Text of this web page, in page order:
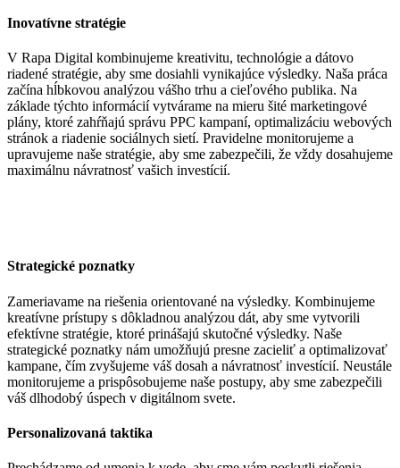
Inovatívne stratégie
V Rapa Digital kombinujeme kreativitu, technológie a dátovo
riadené stratégie, aby sme dosiahli vynikajúce výsledky. Naša práca
začína hĺbkovou analýzou vášho trhu a cieľového publika. Na
základe týchto informácií vytvárame na mieru šité marketingové
plány, ktoré zahŕňajú správu PPC kampaní, optimalizáciu webových
stránok a riadenie sociálnych sietí. Pravidelne monitorujeme a
upravujeme naše stratégie, aby sme zabezpečili, že vždy dosahujeme
maximálnu návratnosť vašich investícií.
Strategické poznatky
Zameriavame na riešenia orientované na výsledky. Kombinujeme
kreatívne prístupy s dôkladnou analýzou dát, aby sme vytvorili
efektívne stratégie, ktoré prinášajú skutočné výsledky. Naše
strategické poznatky nám umožňujú presne zacieliť a optimalizovať
kampane, čím zvyšujeme váš dosah a návratnosť investícií. Neustále
monitorujeme a prispôsobujeme naše postupy, aby sme zabezpečili
váš dlhodobý úspech v digitálnom svete.
Personalizovaná taktika